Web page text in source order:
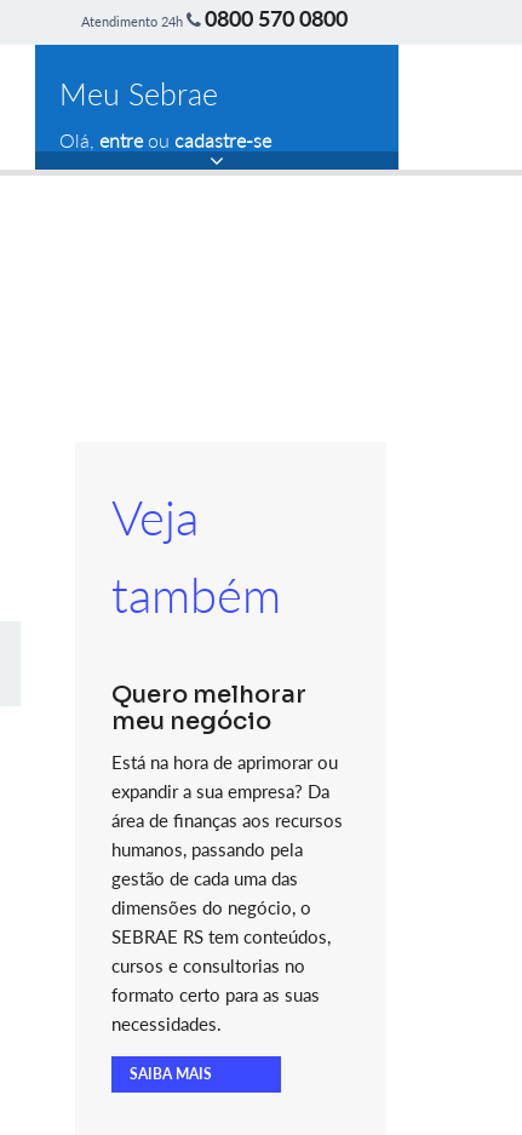
Atendimento 24h 0800 570 0800
Meu Sebrae
Olá, entreou cadastre-se
Veja
também
Quero melhorar
meu negócio
Está na hora de aprimorar ou
expandir a sua empresa? Da
área de finanças aos recursos
humanos, passando pela
gestão de cada uma das
dimensões do negócio, o
SEBRAE RS tem conteúdos,
cursos e consultorias no
formato certo para as suas
necessidades.
SAIBA MAIS